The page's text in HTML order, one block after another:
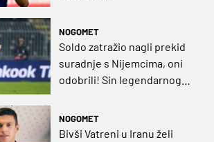
NOGOMET
Soldo zatražio nagli prekid
suradnje s Nijemcima, oni
odobrili! Sin legendarnog
NOGOMET
Bivši Vatreni u Iranu želi